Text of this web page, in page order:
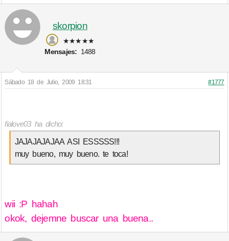
skorpion
★★★★★
Mensajes: 1488
Sábado 18 de Julio, 2009 18:31 #1777
fialove03 ha dicho:
JAJAJAJAJAA ASI ESSSSS!!!
muy bueno, muy bueno. te toca!
wii :P hahah
okok, dejemne buscar una buena..